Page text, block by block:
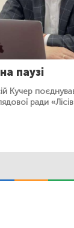
паузі
Кучер
ради